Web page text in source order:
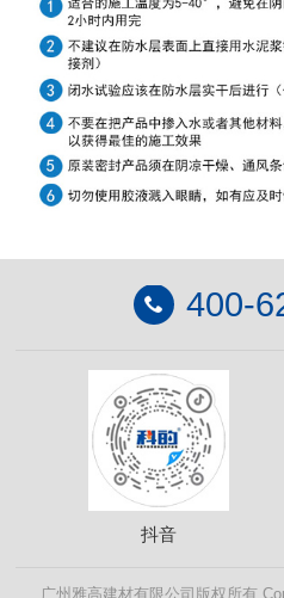
 400-
抖音
广州雅高建材有限公司版权所有